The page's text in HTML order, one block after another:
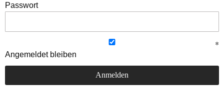
Passwort
Angemeldet bleiben